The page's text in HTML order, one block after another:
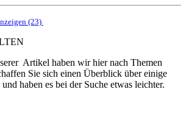
(23)
Artikel haben wir hier nach Themen
Sie sich einen Überblick über einige
haben es bei der Suche etwas leichter.